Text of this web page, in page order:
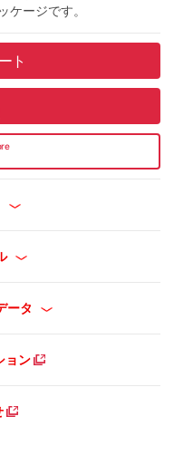
ケージです。
ト
ータ
ョン